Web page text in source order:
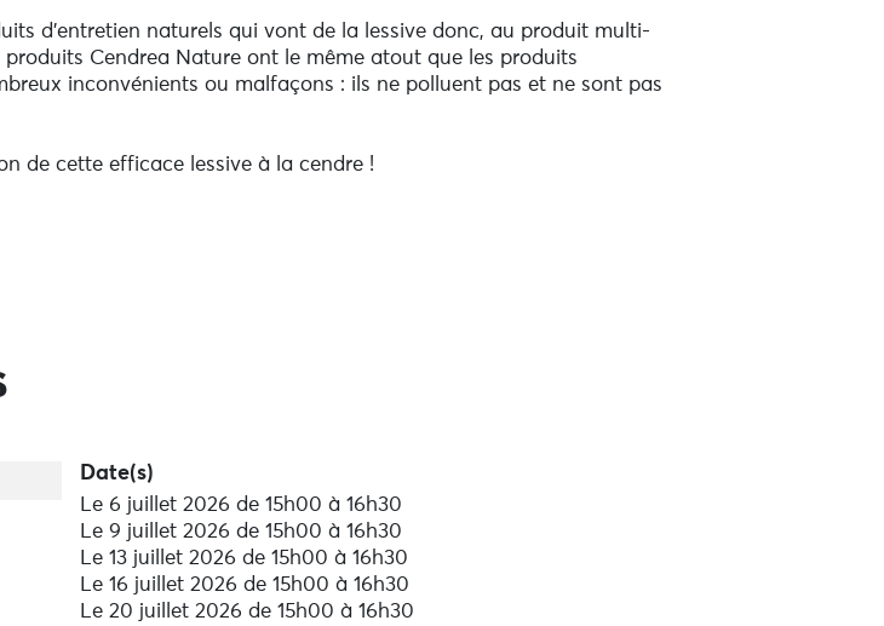
d'entretien naturels qui vont de la lessive donc, au produit multi-
Cendrea Nature ont le même atout que les produits
inconvénients ou malfaçons : ils ne polluent pas et ne sont pas
de cette efficace lessive à la cendre !
Date(s)
Le 6 juillet 2026 de 15h00 à 16h30
Le 9 juillet 2026 de 15h00 à 16h30
Le 13 juillet 2026 de 15h00 à 16h30
Le 16 juillet 2026 de 15h00 à 16h30
Le 20 juillet 2026 de 15h00 à 16h30